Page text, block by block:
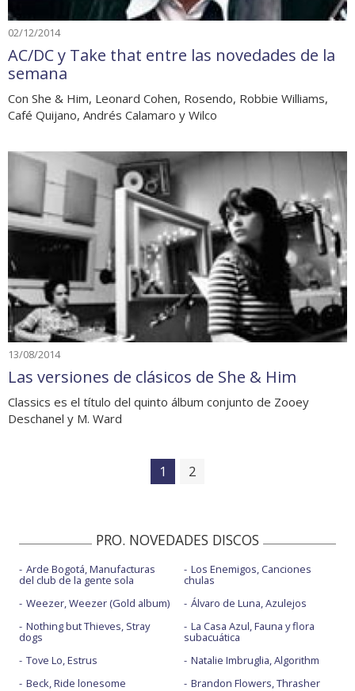
02/12/2014
AC/DC y Take that entre las novedades de la
semana
Con She & Him, Leonard Cohen, Rosendo, Robbie Williams,
Café Quijano, Andrés Calamaro y Wilco
13/08/2014
Las versiones de clásicos de She & Him
Classics es el título del quinto álbum conjunto de Zooey
Deschanel y M. Ward
1 2
PRO. NOVEDADES DISCOS
Arde Bogotá, Manufacturas
del club de la gente sola
Weezer, Weezer (Gold album)
Nothing but Thieves, Stray
dogs
Tove Lo, Estrus
Beck, Ride lonesome
Los Enemigos, Canciones
chulas
Álvaro de Luna, Azulejos
La Casa Azul, Fauna y flora
subacuática
Natalie Imbruglia, Algorithm
Brandon Flowers, Thrasher